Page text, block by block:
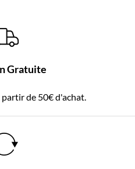
Gratuite
de 50€ d'achat.